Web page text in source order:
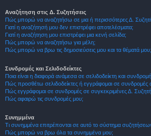
Αναζήτηση στις Δ. Συζητήσεις
Πώς μπορώ να αναζητήσω σε μια ή περισσότερες Δ.
Γιατί η αναζήτησή μου δεν επιστρέφει αποτελέσματα;
Γιατί η αναζήτηση μου επιστρέφει μια κενή σελίδα;
Πώς μπορώ να αναζητήσω για μέλη;
Πώς μπορώ να βρω τις δημοσιεύσεις μου και τα θέματά μου;
Συνδρομές και Σελιδοδείκτες
Ποια είναι η διαφορά ανάμεσα σε σελιδοδείκτη και
Πώς προσθέτω σελιδοδείκτες ή εγγράφομαι σε συνδρομές
Πώς εγγράφομαι σε συνδρομές σε συγκεκριμένες Δ.
Πώς αφαιρώ τις συνδρομές μου;
Συνημμένα
Τι συνημμένα επιτρέπονται σε αυτό το σύστημα
Πώς μπορώ να βρω όλα τα συνημμένα μου;